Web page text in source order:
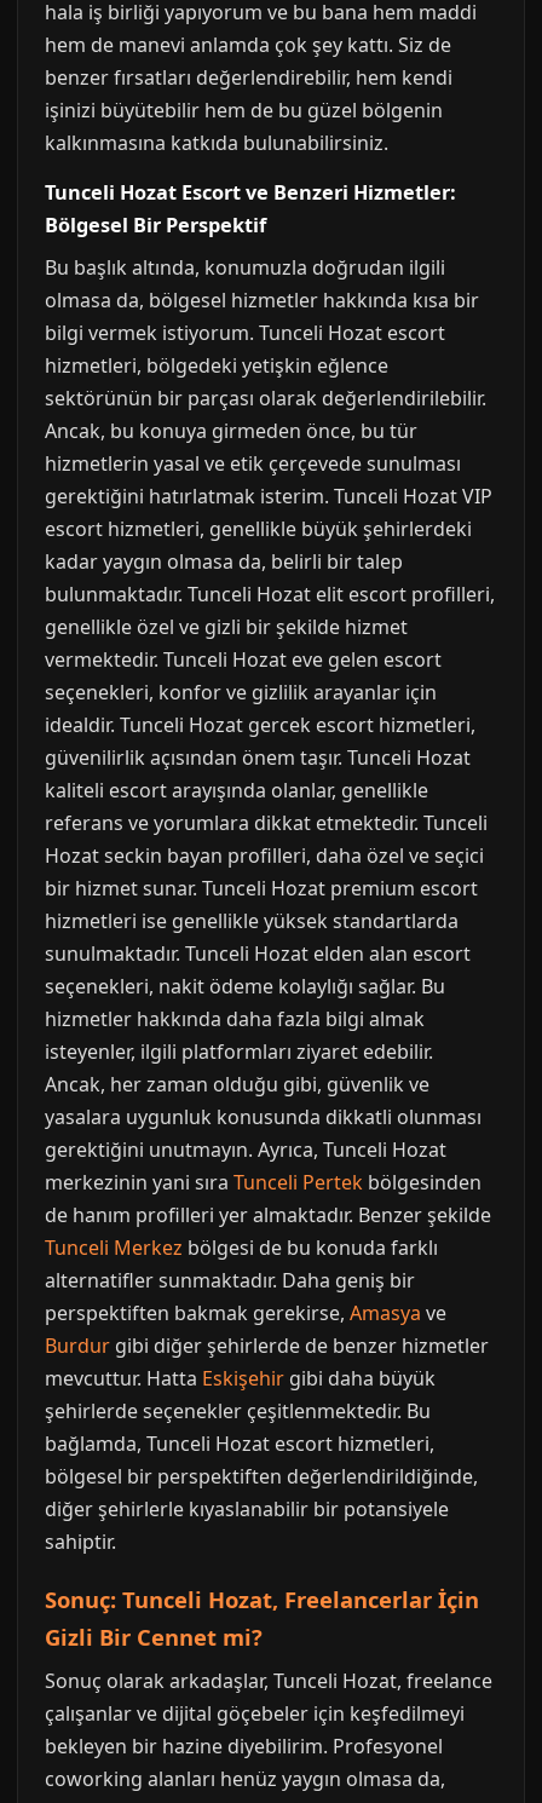
hala iş birliği yapıyorum ve bu bana hem maddi
hem de manevi anlamda çok şey kattı. Siz de
benzer fırsatları değerlendirebilir, hem kendi
işinizi büyütebilir hem de bu güzel bölgenin
kalkınmasına katkıda bulunabilirsiniz.
Tunceli Hozat Escort ve Benzeri Hizmetler:
Bölgesel Bir Perspektif
Bu başlık altında, konumuzla doğrudan ilgili
olmasa da, bölgesel hizmetler hakkında kısa bir
bilgi vermek istiyorum. Tunceli Hozat escort
hizmetleri, bölgedeki yetişkin eğlence
sektörünün bir parçası olarak değerlendirilebilir.
Ancak, bu konuya girmeden önce, bu tür
hizmetlerin yasal ve etik çerçevede sunulması
gerektiğini hatırlatmak isterim. Tunceli Hozat VIP
escort hizmetleri, genellikle büyük şehirlerdeki
kadar yaygın olmasa da, belirli bir talep
bulunmaktadır. Tunceli Hozat elit escort profilleri,
genellikle özel ve gizli bir şekilde hizmet
vermektedir. Tunceli Hozat eve gelen escort
seçenekleri, konfor ve gizlilik arayanlar için
idealdir. Tunceli Hozat gercek escort hizmetleri,
güvenilirlik açısından önem taşır. Tunceli Hozat
kaliteli escort arayışında olanlar, genellikle
referans ve yorumlara dikkat etmektedir. Tunceli
Hozat seckin bayan profilleri, daha özel ve seçici
bir hizmet sunar. Tunceli Hozat premium escort
hizmetleri ise genellikle yüksek standartlarda
sunulmaktadır. Tunceli Hozat elden alan escort
seçenekleri, nakit ödeme kolaylığı sağlar. Bu
hizmetler hakkında daha fazla bilgi almak
isteyenler, ilgili platformları ziyaret edebilir.
Ancak, her zaman olduğu gibi, güvenlik ve
yasalara uygunluk konusunda dikkatli olunması
gerektiğini unutmayın. Ayrıca, Tunceli Hozat
merkezinin yani sıra Tunceli Pertek bölgesinden
de hanım profilleri yer almaktadır. Benzer şekilde
Tunceli Merkez bölgesi de bu konuda farklı
alternatifler sunmaktadır. Daha geniş bir
perspektiften bakmak gerekirse, Amasya ve
Burdur gibi diğer şehirlerde de benzer hizmetler
mevcuttur. Hatta Eskişehir gibi daha büyük
şehirlerde seçenekler çeşitlenmektedir. Bu
bağlamda, Tunceli Hozat escort hizmetleri,
bölgesel bir perspektiften değerlendirildiğinde,
diğer şehirlerle kıyaslanabilir bir potansiyele
sahiptir.
Sonuç: Tunceli Hozat, Freelancerlar İçin
Gizli Bir Cennet mi?
Sonuç olarak arkadaşlar, Tunceli Hozat, freelance
çalışanlar ve dijital göçebeler için keşfedilmeyi
bekleyen bir hazine diyebilirim. Profesyonel
coworking alanları henüz yaygın olmasa da,